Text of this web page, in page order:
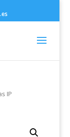
IP